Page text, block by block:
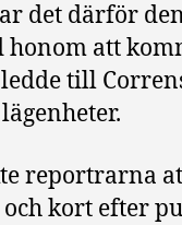
det därför
honom att
till
reportrarna
kort efter